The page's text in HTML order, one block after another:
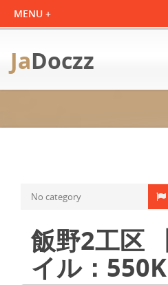
JaDoczz
No category
飯野2工区
イル：